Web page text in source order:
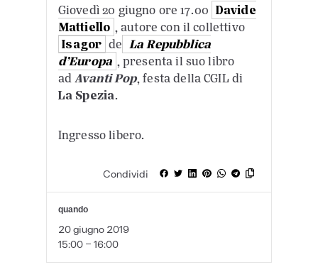
Giovedì 20 giugno ore 17.00 Davide
Mattiello , autore con il collettivo
Isagor de La Repubblica
d’Europa , presenta il suo libro
adAvanti Pop, festa della CGIL di
La Spezia.
Ingresso libero.
Condividi
quando
20 giugno 2019
15:00 - 16:00